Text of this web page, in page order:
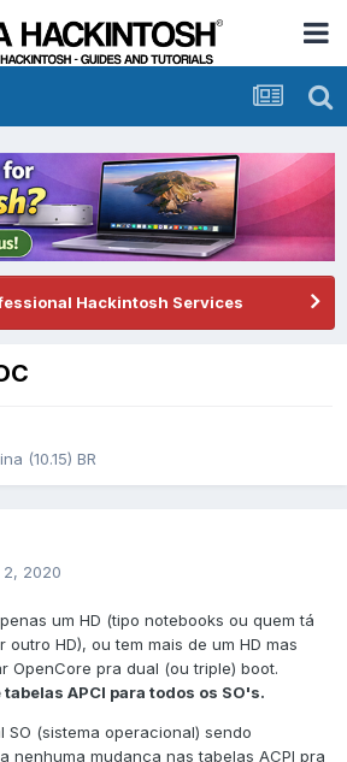
Hackintosh Services
(10.15) BR
2020
um HD (tipo notebooks ou quem tá
HD), ou tem mais de um HD mas
OpenCore pra dual (ou triple) boot.
APCI para todos os SO's.
SO (sistema operacional) sendo
nenhuma mudança nas tabelas ACPI pra